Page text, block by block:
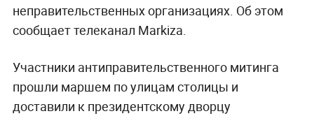
неправительственных организациях. Об этом
сообщает телеканал Markiza.
Участники антиправительственного митинга
прошли маршем по улицам столицы и
доставили к президентскому дворцу